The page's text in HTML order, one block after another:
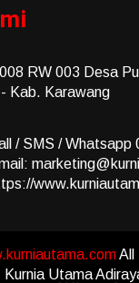
RW 003 Desa
Kab. Karawang
/ SMS / Whatsapp
All
Kurnia Utama